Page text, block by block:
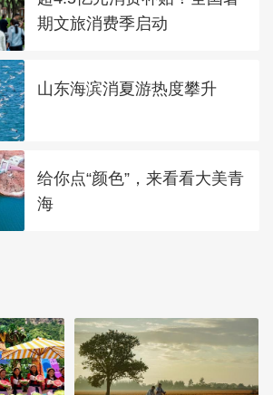
期文旅消费季启动
山东海滨消夏游热度攀升
给你点“颜色”，来看看大美青
海